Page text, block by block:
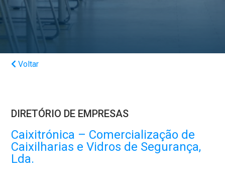
Voltar
DIRETÓRIO DE EMPRESAS
Caixitrónica – Comercialização de
Caixilharias e Vidros de Segurança,
Lda.